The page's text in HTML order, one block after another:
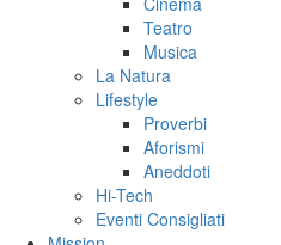
Teatro
Musica
La Natura
Lifestyle
Proverbi
Aforismi
Aneddoti
Hi-Tech
Eventi Consigliati